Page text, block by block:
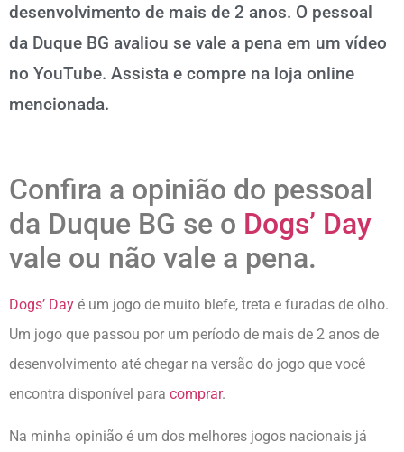
desenvolvimento de mais de 2 anos. O pessoal
da Duque BG avaliou se vale a pena em um vídeo
no YouTube. Assista e compre na loja online
mencionada.
Confira a opinião do pessoal
da Duque BG se o Dogs’ Day
vale ou não vale a pena.
Dogs’ Day é um jogo de muito blefe, treta e furadas de olho.
Um jogo que passou por um período de mais de 2 anos de
desenvolvimento até chegar na versão do jogo que você
encontra disponível para comprar.
Na minha opinião é um dos melhores jogos nacionais já